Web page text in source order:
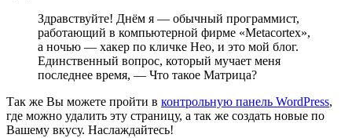
Здравствуйте! Днём я — обычный программист,
работающий в компьютерной фирме «Metacortex»,
а ночью — хакер по кличке Нео, и это мой блог.
Единственный вопрос, который мучает меня
последнее время, — Что такое Матрица?
Так же Вы можете пройти в контрольную панель WordPress,
где можно удалить эту страницу, а так же создать новые по
Вашему вкусу. Наслаждайтесь!